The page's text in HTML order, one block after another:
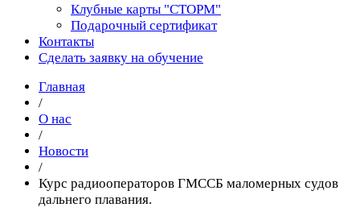
Клубные карты "СТОРМ"
Подарочный сертификат
Контакты
Сделать заявку на обучение
Главная
/
О нас
/
Новости
/
Курс радиооператоров ГМССБ маломерных судов
дальнего плавания.